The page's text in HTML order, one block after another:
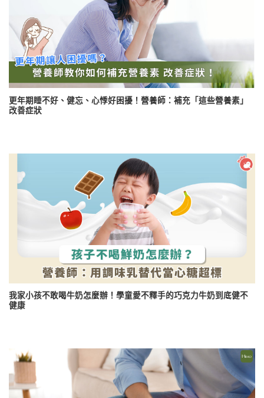
更年期睡不好、健忘、心悸好困擾！營養師：補充「這些營養素」
改善症狀
我家小孩不敢喝牛奶怎麼辦！學童愛不釋手的巧克力牛奶到底健不
健康